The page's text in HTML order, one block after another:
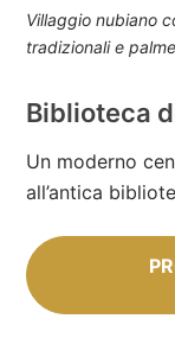
Villaggio nubiano
tradizionali e palme
Biblioteca
Un moderno
all’antica